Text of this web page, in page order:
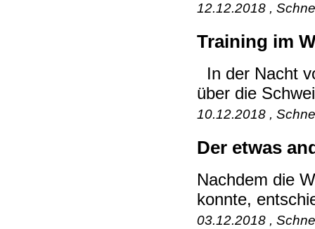
12.12.2018 ,
Training im
In der Nacht
über die
10.12.2018 ,
Der etwas
Nachdem die
konnte,
03.12.2018 ,